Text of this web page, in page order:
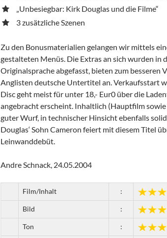
„Unbesiegbar: Kirk Douglas und die Filme“
3 zusätzliche Szenen
Zu den Bonusmaterialien gelangen wir mittels
gestalteten Menüs. Die Extras an sich wurden in
Originalsprache abgefasst, bieten zum besseren
Anglisten deutsche Untertitel an. Verkaufsstart
Disc geht meist für unter 18,- Eur0 über die
angebracht erscheint. Inhaltlich (Hauptfilm
guter Wurf, in technischer Hinsicht ebenfalls
Douglas‘ Sohn Cameron feiert mit diesem Titel
Leinwanddebüt.
Andre Schnack, 24.05.2004
Film/Inhalt :
Bild :
Ton :